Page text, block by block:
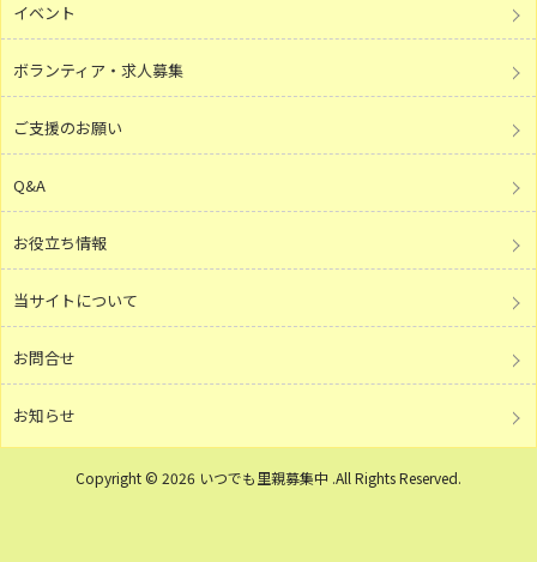
イベント
ボランティア・求人募集
ご支援のお願い
Q&A
お役立ち情報
当サイトについて
お問合せ
お知らせ
Copyright © 2026 いつでも里親募集中 .All Rights Reserved.